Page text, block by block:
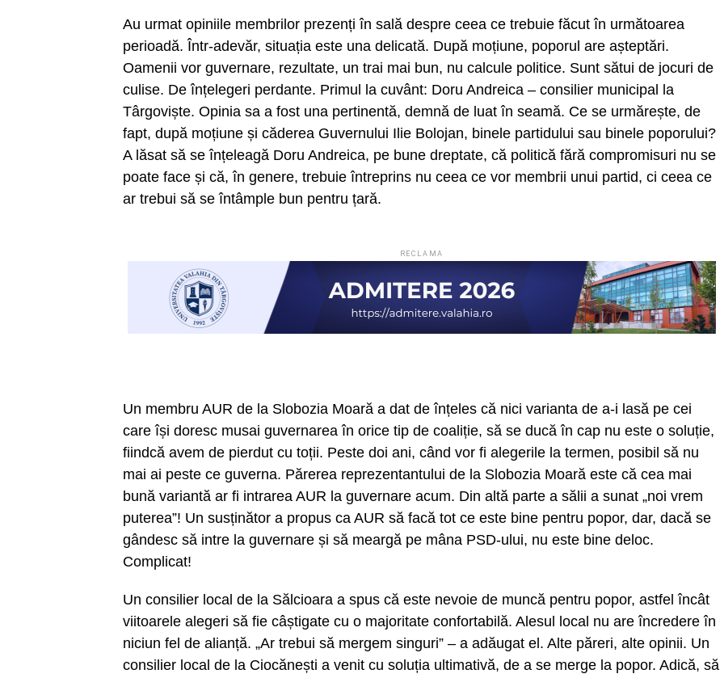
Au urmat opiniile membrilor prezenți în sală despre ceea ce trebuie făcut în următoarea
perioadă. Într-adevăr, situația este una delicată. După moțiune, poporul are așteptări.
Oamenii vor guvernare, rezultate, un trai mai bun, nu calcule politice. Sunt sătui de jocuri de
culise. De înțelegeri perdante. Primul la cuvânt: Doru Andreica – consilier municipal la
Târgoviște. Opinia sa a fost una pertinentă, demnă de luat în seamă. Ce se urmărește, de
fapt, după moțiune și căderea Guvernului Ilie Bolojan, binele partidului sau binele poporului?
A lăsat să se înțeleagă Doru Andreica, pe bune dreptate, că politică fără compromisuri nu se
poate face și că, în genere, trebuie întreprins nu ceea ce vor membrii unui partid, ci ceea ce
ar trebui să se întâmple bun pentru țară.
RECLAMA
Un membru AUR de la Slobozia Moară a dat de înțeles că nici varianta de a-i lasă pe cei
care își doresc musai guvernarea în orice tip de coaliție, să se ducă în cap nu este o soluție,
fiindcă avem de pierdut cu toții. Peste doi ani, când vor fi alegerile la termen, posibil să nu
mai ai peste ce guverna. Părerea reprezentantului de la Slobozia Moară este că cea mai
bună variantă ar fi intrarea AUR la guvernare acum. Din altă parte a sălii a sunat „noi vrem
puterea”! Un susținător a propus ca AUR să facă tot ce este bine pentru popor, dar, dacă se
gândesc să intre la guvernare și să meargă pe mâna PSD-ului, nu este bine deloc.
Complicat!
Un consilier local de la Sălcioara a spus că este nevoie de muncă pentru popor, astfel încât
viitoarele alegeri să fie câștigate cu o majoritate confortabilă. Alesul local nu are încredere în
niciun fel de alianță. „Ar trebui să mergem singuri” – a adăugat el. Alte păreri, alte opinii. Un
consilier local de la Ciocănești a venit cu soluția ultimativă, de a se merge la popor. Adică, să